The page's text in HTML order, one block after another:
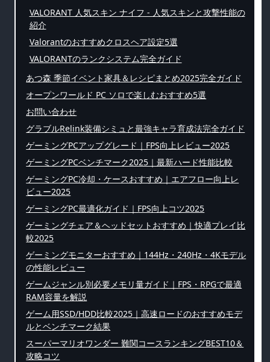
VALORANT 人気スキン ナイフ - 人気スキンと攻撃性能の
紹介
Valorantのおすすめクロスヘア設定5選
VALORANTのランクシステム完全ガイド
あつ森 季節イベント家具＆レシピまとめ2025完全ガイド
オープンワールド PC ソロで楽しむおすすめ5選
お問い合わせ
グラブルRelink装備シミュと最強キャラ育成法完全ガイド
ゲーミングPCアップグレード｜FPS向上レビュー2025
ゲーミングPCベンチマーク2025｜最新ハード性能比較
ゲーミングPC冷却・ケースおすすめ｜エアフロー向上レ
ビュー2025
ゲーミングPC最適化ガイド｜FPS向上コツ2025
ゲーミングチェア＆ヘッドセットおすすめ｜快適プレイ比
較2025
ゲーミングモニターおすすめ｜144Hz・240Hz・4Kモデル
の性能レビュー
ゲームジャンル別必要メモリ量ガイド｜FPS・RPGで最適
RAM容量を解説
ゲーム用SSD/HDD比較2025｜高速ロードのおすすめモデ
ルとベンチマーク結果
スーパーマリオワンダー 難関コースランキングBEST10＆
攻略コツ